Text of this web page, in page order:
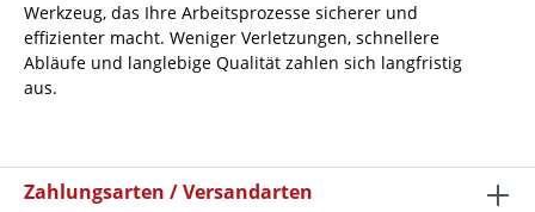
Werkzeug, das Ihre Arbeitsprozesse sicherer und
effizienter macht. Weniger Verletzungen, schnellere
Abläufe und langlebige Qualität zahlen sich langfristig
aus.
Zahlungsarten / Versandarten